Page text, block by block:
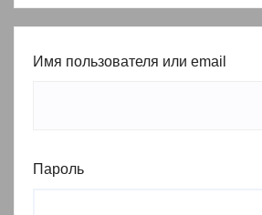
Имя пользователя или email
Пароль